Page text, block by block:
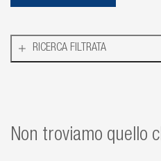
RICERCA FILTRATA
Non troviamo quello